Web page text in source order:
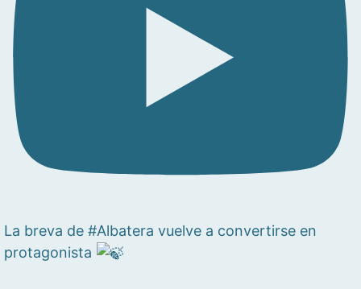
La breva de #Albatera vuelve a convertirse en
protagonista